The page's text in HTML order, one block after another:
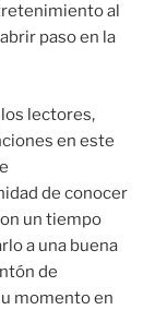
al
paso en la
lectores,
en este
de conocer
un tiempo
a una buena
de
momento en